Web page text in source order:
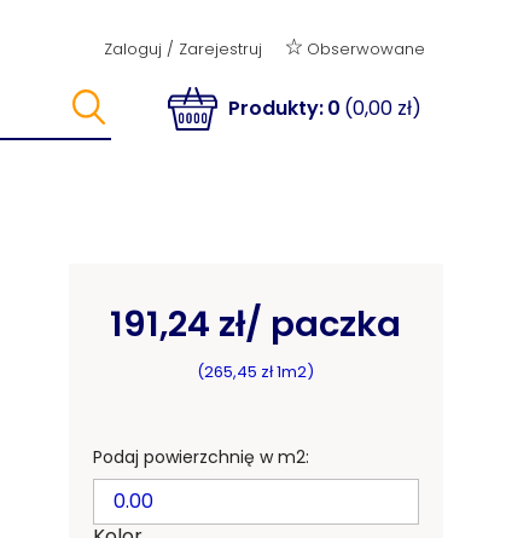
Zaloguj / Zarejestruj Obserwowane
Produkty:0 (0,00 zł)
191,24 zł/ paczka
(265,45 zł 1m2)
Podaj powierzchnię w m2: